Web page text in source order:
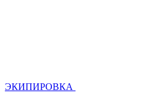
ЭКИПИРОВКА